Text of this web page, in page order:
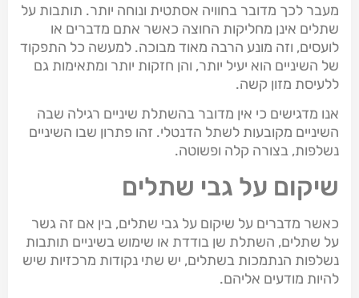
מעבר לכך מדובר בחוויה אסתטית ונוחה יותר. תותבות על
שתלים אינן מחליקות החוצה כאשר אתם מדברים או
לועסים, וזה מונע הרבה מאוד מבוכה. למעשה כל התפקוד
של השיניים הוא יעיל יותר, והן חזקות יותר ומתאימות גם
ללעיסת מזון קשה.
אנו מדגישים כי אין מדובר בהשתלת שיניים רגילה שבה
השיניים מקובעות לשתל הדנטלי. זהו פתרון שבו השיניים
נשלפות, בצורה קלה ופשוטה.
שיקום על גבי שתלים
כאשר מדברים על שיקום על גבי שתלים, בין אם זה גשר
על שתלים, השתלת שן בודדת או שימוש בשיניים תותבות
נשלפות הנתמכות בשתלים, יש שתי נקודות מרכזיות שיש
להיות מודעים אליהם.